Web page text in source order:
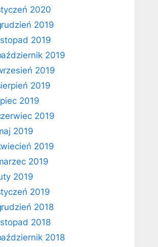
2020
2019
2019
2019
2019
2019
2019
2019
2019
2019
2019
2019
2019
2018
2018
2018